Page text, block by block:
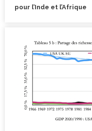
pour l’Inde et l’Afrique